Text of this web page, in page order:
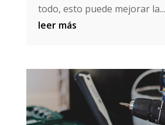
todo, esto puede mejorar la...
leer más